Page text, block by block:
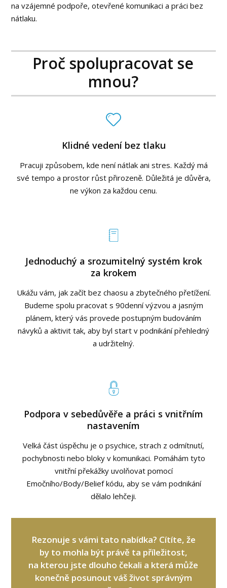
na vzájemné podpoře, otevřené komunikaci a práci bez
nátlaku.
Proč spolupracovat se
mnou?
Klidné vedení bez tlaku
Pracuji způsobem, kde není nátlak ani stres. Každý má
své tempo a prostor růst přirozeně. Důležitá je důvěra,
ne výkon za každou cenu.
Jednoduchý a srozumitelný systém krok
za krokem
Ukážu vám, jak začít bez chaosu a zbytečného přetížení.
Budeme spolu pracovat s 90denní výzvou a jasným
plánem, který vás provede postupným budováním
návyků a aktivit tak, aby byl start v podnikání přehledný
a udržitelný.
Podpora v sebedůvěře a práci s vnitřním
nastavením
Velká část úspěchu je o psychice, strach z odmítnutí,
pochybnosti nebo bloky v komunikaci. Pomáhám tyto
vnitřní překážky uvolňovat pomocí
Emočního/Body/Belief kódu, aby se vám podnikání
dělalo lehčeji.
Rezonuje s vámi tato nabídka? Cítíte, že
by to mohla být právě ta příležitost,
na kterou jste dlouho čekali a která může
konečně posunout váš život správným